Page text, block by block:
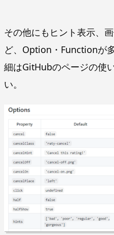
その他にもヒント表示、
ど、Option・Functionが
細はGitHubのページの使
い。